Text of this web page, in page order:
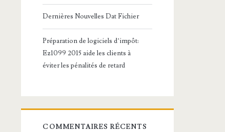
Dernières Nouvelles Dat Fichier
Préparation de logiciels d’impôt:
Ez1099 2015 aide les clients à
éviter les pénalités de retard
COMMENTAIRES RÉCENTS